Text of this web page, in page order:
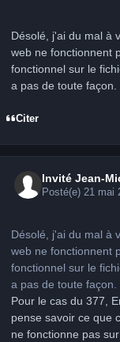
Désolé, j'ai du mal à
web ne fonctionnent
fonctionnel sur le
a pas de toute
Citer
Invité Jean-
Posté(e)21 mai
Désolé, j'ai du mal à
web ne fonctionnent
fonctionnel sur le
a pas de toute
Pour le cas du 377,
pense savoir ce que
ne fonctionne pas